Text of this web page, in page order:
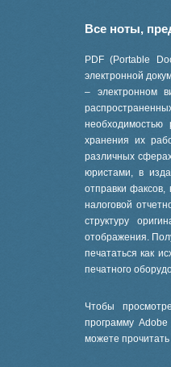
Все ноты,
PDF (Portable
электронной
– электронном
хранения их
различных
юристами, в
отправки факсов,
налоговой
структуру
отображения.
печататься как
печатного
Чтобы
программу
можете прочитать